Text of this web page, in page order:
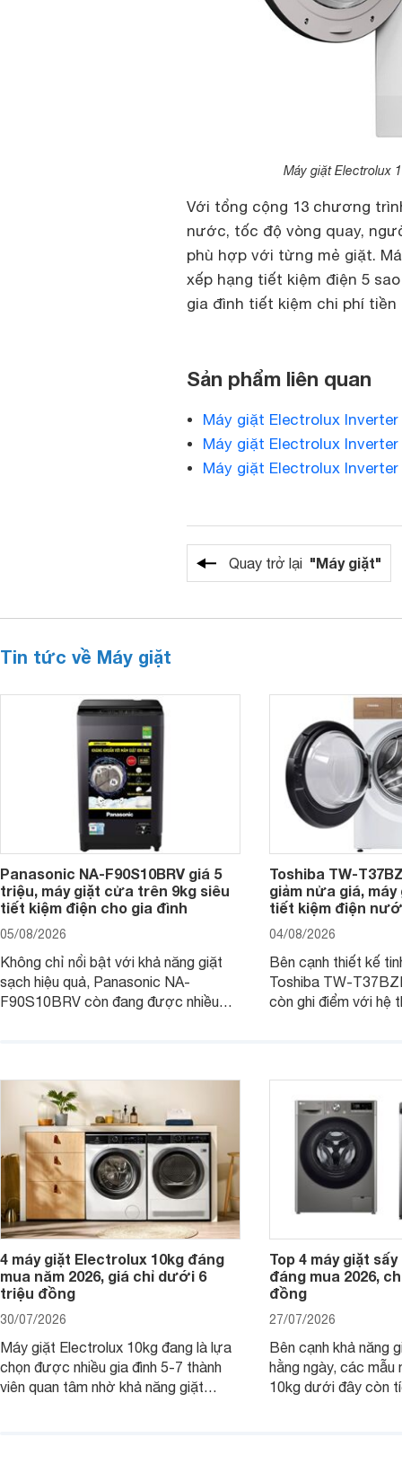
Máy giặt Electrolux
Với tổng cộng 13 chương
nước, tốc độ vòng quay,
phù hợp với từng mẻ giặt.
xếp hạng tiết kiệm điện 5
gia đình tiết kiệm chi phí tiền
Sản phẩm liên quan
Máy giặt Electrolux Inverter
Máy giặt Electrolux Inverter
Máy giặt Electrolux Inverter
Quay trở lại "Máy giặt"
Tin tức về Máy giặt
Panasonic NA-F90S10BRV giá 5
triệu, máy giặt cửa trên 9kg siêu
tiết kiệm điện cho gia đình
05/08/2026
Không chỉ nổi bật với khả năng giặt
sạch hiệu quả, Panasonic NA-
F90S10BRV còn đang được nhiều
giặt cửa trên 9kg.
Toshiba TW-
giảm nửa giá,
tiết kiệm điện
04/08/2026
Bên cạnh thiết kế
Toshiba TW-
còn ghi điểm với hệ
giặt.
4 máy giặt Electrolux 10kg đáng
mua năm 2026, giá chỉ dưới 6
triệu đồng
30/07/2026
Máy giặt Electrolux 10kg đang là lựa
chọn được nhiều gia đình 5-7 thành
viên quan tâm nhờ khả năng giặt
Top 4 máy giặt
đáng mua 2026,
đồng
27/07/2026
Bên cạnh khả năng
hằng ngày, các mẫu
10kg dưới đây còn